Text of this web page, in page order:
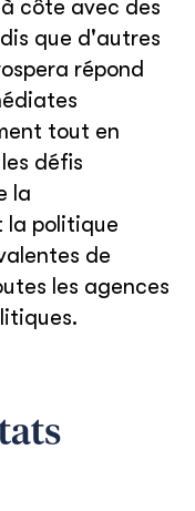
côte avec des
que d'autres
répond
tout en
défis
la
la politique
de
les agences